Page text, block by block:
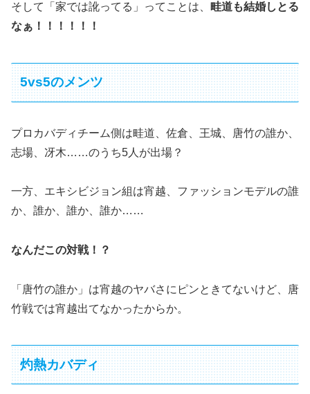
そして「家では訛ってる」ってことは、 畦道も結婚しとる
なぁ！！！！！！
5vs5のメンツ
プロカバディチーム側は畦道、佐倉、王城、唐竹の誰か、
志場、冴木……のうち5人が出場？
一方、エキシビジョン組は宵越、ファッションモデルの誰
か、誰か、誰か、誰か……
なんだこの対戦！？
「唐竹の誰か」は宵越のヤバさにピンときてないけど、唐
竹戦では宵越出てなかったからか。
灼熱カバディ